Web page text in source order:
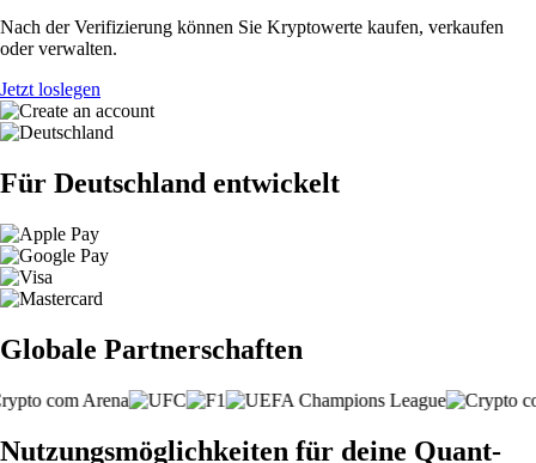
Nach der Verifizierung können Sie Kryptowerte kaufen, verkaufen
oder verwalten.
Jetzt loslegen
Für Deutschland entwickelt
Globale Partnerschaften
Nutzungsmöglichkeiten für deine Quant-